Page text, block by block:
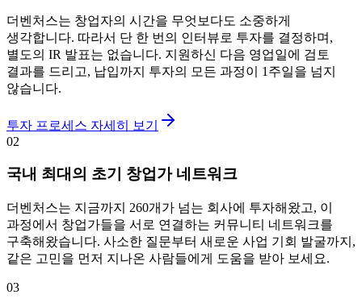
더벤처스는 창업자의 시간을 무엇보다도 소중하게
생각합니다. 따라서 단 한 번의 인터뷰로 투자를 결정하며,
별도의 IR 발표는 없습니다. 지원하신 다음 영업일에 검토
결과를 드리고, 납입까지 투자의 모든 과정이 1주일을 넘지
않습니다.
투자 프로세스 자세히 보기
02
국내 최대의 초기 창업가 네트워크
더벤처스는 지금까지 260개가 넘는 회사에 투자해왔고, 이
과정에서 창업가들을 서로 연결하는 커뮤니티 네트워크를
구축해왔습니다. 사소한 질문부터 새로운 사업 기회 발굴까지,
같은 고민을 먼저 지나온 사람들에게 도움을 받아 보세요.
03